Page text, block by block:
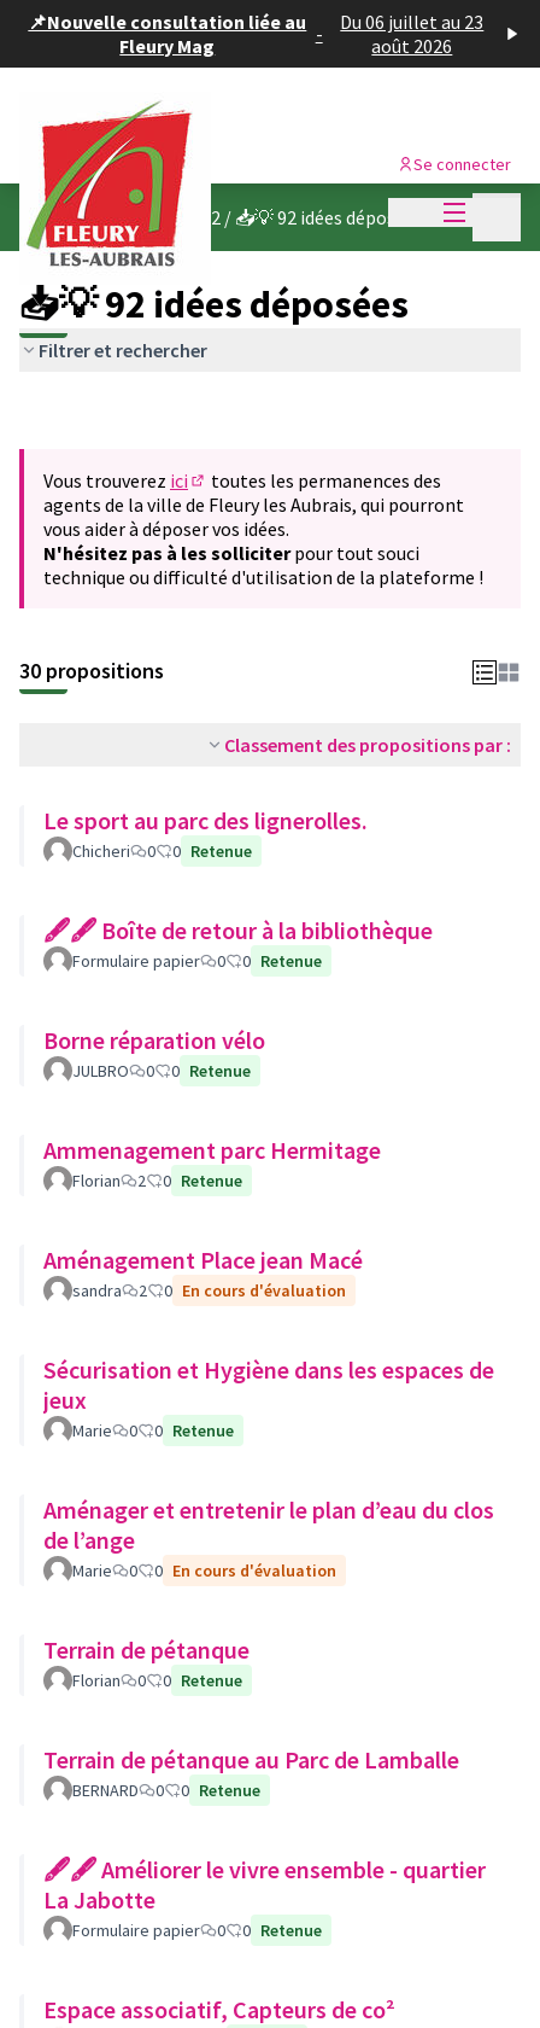
📌Nouvelle consultation liée au
Fleury Mag
-
Du 06 juillet au 23
août 2026
Menu
Se connecter
Budget participatif 2022 / 📥💡 92 idées déposées
📥💡 92 idées déposées
Filtrer et rechercher
Vous trouverez ici
(S'ouvre dans un nouvel onglet)
toutes les permanences des
agents de la ville de Fleury les Aubrais, qui pourront
vous aider à déposer vos idées.
N'hésitez pas à les solliciterpour tout souci
technique ou difficulté d'utilisation de la plateforme !
30 propositions
Classement des propositions par :
Le sport au parc des lignerolles.
Chicheri 0 0 Retenue
🖋🖋 Boîte de retour à la bibliothèque
Formulaire papier 0 0 Retenue
Borne réparation vélo
JULBRO 0 0 Retenue
Ammenagement parc Hermitage
Florian 2 0 Retenue
Aménagement Place jean Macé
sandra 2 0 En cours d'évaluation
Sécurisation et Hygiène dans les espaces de
jeux
Marie 0 0 Retenue
Aménager et entretenir le plan d’eau du clos
de l’ange
Marie 0 0 En cours d'évaluation
Terrain de pétanque
Florian 0 0 Retenue
Terrain de pétanque au Parc de Lamballe
BERNARD 0 0 Retenue
🖋🖋 Améliorer le vivre ensemble - quartier
La Jabotte
Formulaire papier 0 0 Retenue
Espace associatif, Capteurs de co²
Panneau de gestion des cookies